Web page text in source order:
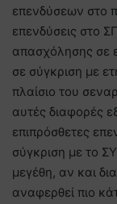
επενδύσεων στο
επενδύσεις στο
απασχόλησης σε
σε σύγκριση με
πλαίσιο του
αυτές διαφορές
επιπρόσθετες
σύγκριση με το
μεγέθη, αν και
αναφερθεί πιο